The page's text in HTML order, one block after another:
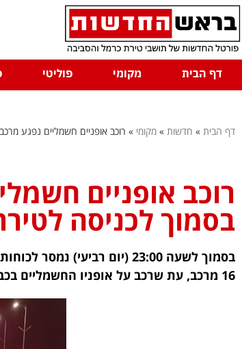
דף הבית
מקומי פוליטי
דף הבית » חדשות » מקומי » רוכב אופניים חשמליים נפגע
רוכב אופניים
בסמוך לכניסה
בסמוך לשעה 23:00 (יום
16 מרכב, עת שרכב על אופניו החשמליים בכביש 4, בסמוך לכניסה לטירת כרמל.